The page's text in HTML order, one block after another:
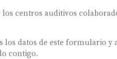
centros auditivos
los datos de este formulario
contigo.